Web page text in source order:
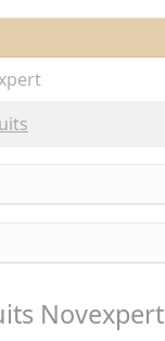
Novexpert